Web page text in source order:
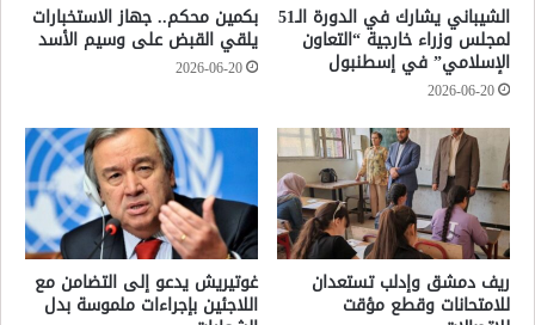
الشيباني يشارك في الدورة الـ51
لمجلس وزراء خارجية “التعاون
الإسلامي” في إسطنبول
2026-06-20
بكمين محكم.. جهاز الاستخبارات
يلقي القبض على وسيم الأسد
2026-06-20
ريف دمشق وإدلب تستعدان
للامتحانات وقطع مؤقت
غوتيريش يدعو إلى التضامن مع
اللاجئين بإجراءات ملموسة بدل